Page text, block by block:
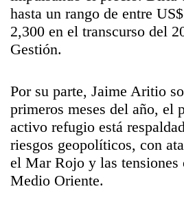
hasta un rango de entre
2,300 en el transcurso del
Gestión.
Por su parte, Jaime Aritio
primeros meses del año, el
activo refugio está
riesgos geopolíticos, con
el Mar Rojo y las tensiones
Medio Oriente.